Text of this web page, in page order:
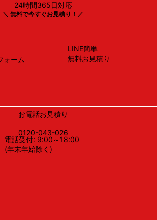
ノーリツ
LINE簡単
無料お見積り
0120-043-026
お電話お見積り
電話受付: 9:00～18:00
(年末年始除く)
ォーム
＼ 無料で今すぐお見積り！／
24時間365日対応